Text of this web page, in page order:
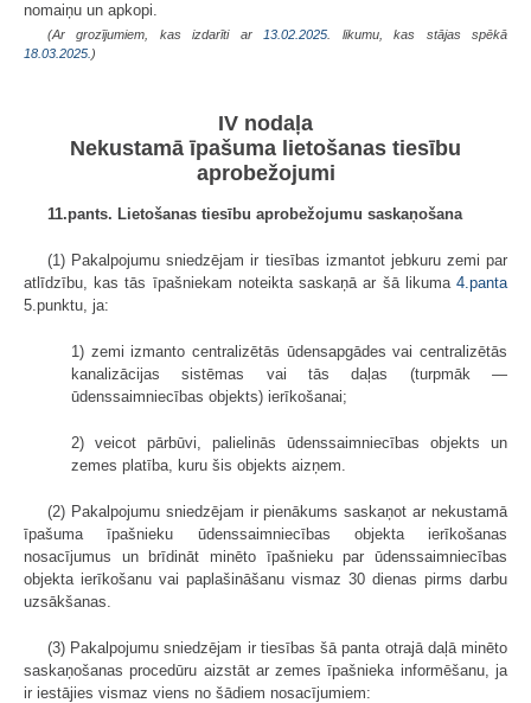
nomaiņu un apkopi.
(Ar grozījumiem, kas izdarīti ar 13.02.2025 . likumu, kas stājas spēkā
18.03.2025. )
IV nodaļa
Nekustamā īpašuma lietošanas tiesību
aprobežojumi
11.pants. Lietošanas tiesību aprobežojumu saskaņošana
(1) Pakalpojumu sniedzējam ir tiesības izmantot jebkuru zemi par
atlīdzību, kas tās īpašniekam noteikta saskaņā ar šā likuma 4.panta
5.punktu, ja:
1) zemi izmanto centralizētās ūdensapgādes vai centralizētās
kanalizācijas sistēmas vai tās daļas (turpmāk —
ūdenssaimniecības objekts) ierīkošanai;
2) veicot pārbūvi, palielinās ūdenssaimniecības objekts un
zemes platība, kuru šis objekts aizņem.
(2) Pakalpojumu sniedzējam ir pienākums saskaņot ar nekustamā
īpašuma īpašnieku ūdenssaimniecības objekta ierīkošanas
nosacījumus un brīdināt minēto īpašnieku par ūdenssaimniecības
objekta ierīkošanu vai paplašināšanu vismaz 30 dienas pirms darbu
uzsākšanas.
(3) Pakalpojumu sniedzējam ir tiesības šā panta otrajā daļā minēto
saskaņošanas procedūru aizstāt ar zemes īpašnieka informēšanu, ja
ir iestājies vismaz viens no šādiem nosacījumiem: